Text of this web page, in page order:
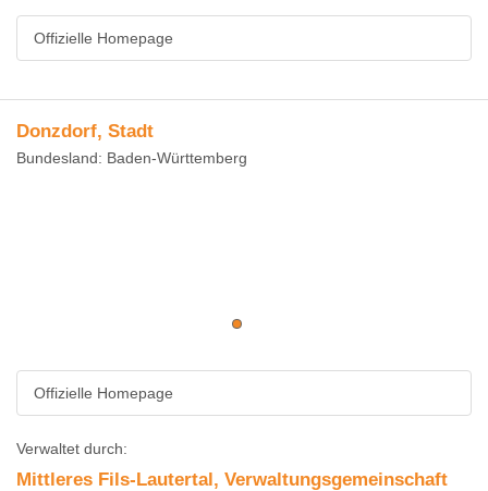
Offizielle Homepage
Donzdorf, Stadt
Bundesland: Baden-Württemberg
Offizielle Homepage
Verwaltet durch:
Mittleres Fils-Lautertal, Verwaltungsgemeinschaft